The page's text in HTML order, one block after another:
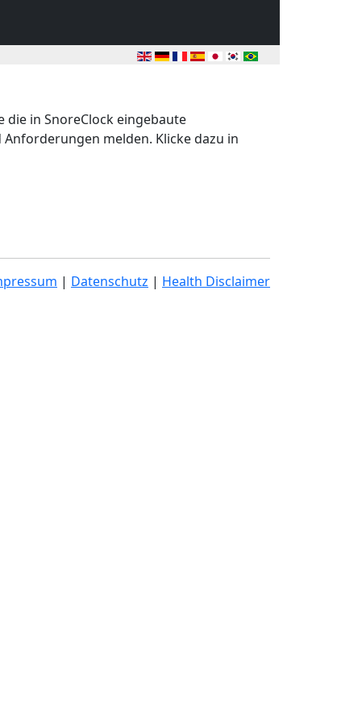
in SnoreClock eingebaute
melden. Klicke dazu in
| Datenschutz | Health Disclaimer